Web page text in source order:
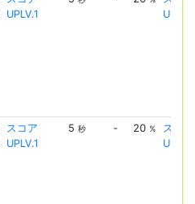
UPLV.1
UPLV.1
スコア
UPLV.1
5 秒 - 20 %
スコア
UPLV.1